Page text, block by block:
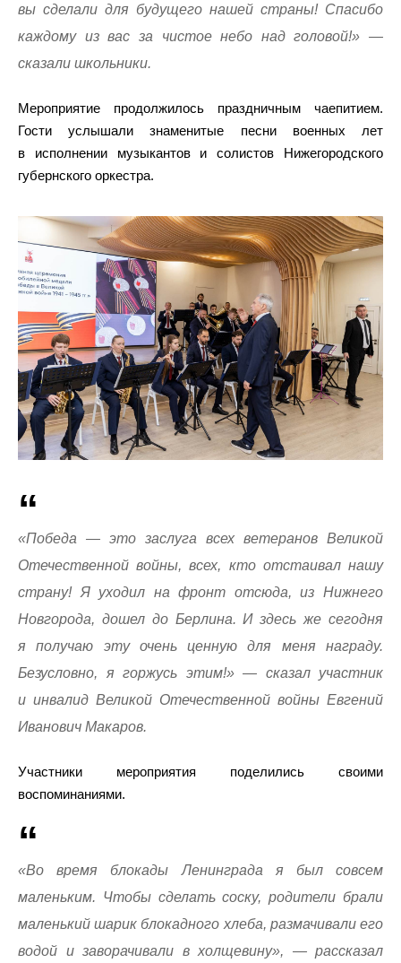
вы сделали для будущего нашей страны! Спасибо
каждому из вас за чистое небо над головой!» —
сказали школьники.
Мероприятие продолжилось праздничным чаепитием.
Гости услышали знаменитые песни военных лет
в исполнении музыкантов и солистов Нижегородского
губернского оркестра.
«Победа — это заслуга всех ветеранов Великой
Отечественной войны, всех, кто отстаивал нашу
страну! Я уходил на фронт отсюда, из Нижнего
Новгорода, дошел до Берлина. И здесь же сегодня
я получаю эту очень ценную для меня награду.
Безусловно, я горжусь этим!» — сказал участник
и инвалид Великой Отечественной войны Евгений
Иванович Макаров.
Участники мероприятия поделились своими
воспоминаниями.
«Во время блокады Ленинграда я был совсем
маленьким. Чтобы сделать соску, родители брали
маленький шарик блокадного хлеба, размачивали его
водой и заворачивали в холщевину», — рассказал